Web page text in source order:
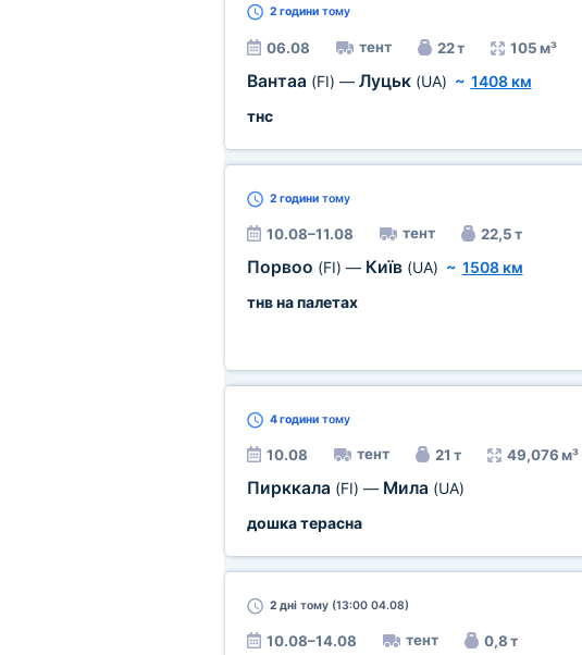
2 годинитому
06.08 тент 22 т 105 м³
Вантаа (FI) — Луцьк (UA) ~ 1408 км
тнс
2 годинитому
10.08–11.08 тент 22,5 т
Порвоо (FI) — Київ (UA) ~ 1508 км
тнв на палетах
4 годинитому
10.08 тент 21 т 49,076 м³
Пирккала (FI) — Мила (UA)
дошка терасна
2 днітому (13:00 04.08)
10.08–14.08 тент 0,8 т